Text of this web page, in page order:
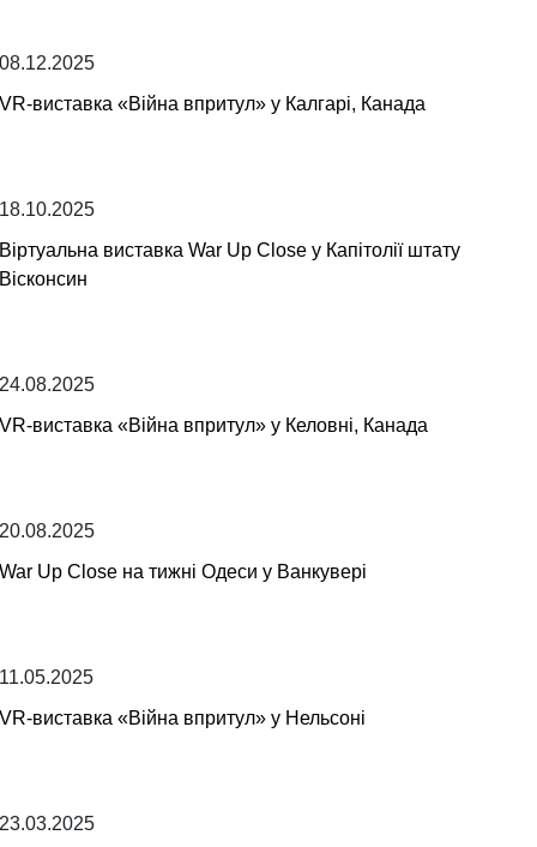
08.12.2025
VR-виставка «Війна впритул» у Калгарі, Канада
18.10.2025
Віртуальна виставка War Up Close у Капітолії штату
Вісконсин
24.08.2025
VR-виставка «Війна впритул» у Келовні, Канада
20.08.2025
War Up Close на тижні Одеси у Ванкувері
11.05.2025
VR-виставка «Війна впритул» у Нельсоні
23.03.2025